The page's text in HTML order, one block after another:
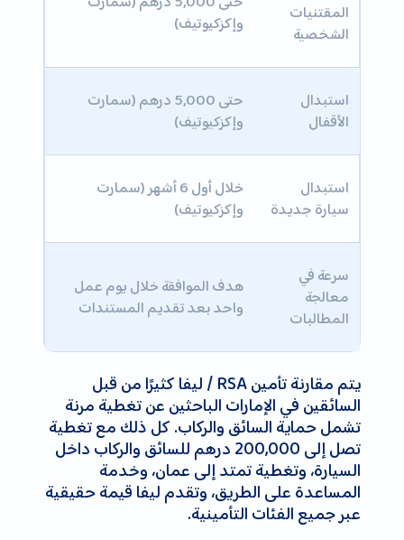
المقتنيات
الشخصية
وإكزكيوتيف)
استبدال
الأقفال
حتى 5,000 درهم (سمارت
وإكزكيوتيف)
استبدال
سيارة جديدة
خلال أول 6 أشهر (سمارت
وإكزكيوتيف)
سرعة في
معالجة
المطالبات
هدف الموافقة خلال يوم عمل
واحد بعد تقديم المستندات
يتم مقارنة تأمين RSA / ليفا كثيرًا من قبل
السائقين في الإمارات الباحثين عن تغطية مرنة
تشمل حماية السائق والركاب. كل ذلك مع تغطية
تصل إلى 200,000 درهم للسائق والركاب داخل
السيارة، وتغطية تمتد إلى عمان، وخدمة
المساعدة على الطريق، وتقدم ليفا قيمة حقيقية
عبر جميع الفئات التأمينية.